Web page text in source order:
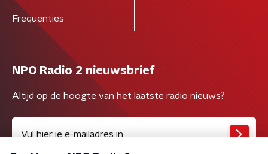
Frequenties
NPO Radio 2 nieuwsbrief
Altijd op de hoogte van het laatste radio nieuws?